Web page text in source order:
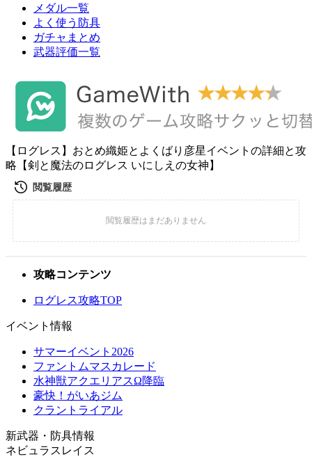
メダル一覧
よく使う防具
ガチャまとめ
武器評価一覧
【ログレス】おとめ織姫とよくばり彦星イベントの詳細と攻
略【剣と魔法のログレス いにしえの女神】
攻略コンテンツ
ログレス攻略TOP
イベント情報
サマーイベント2026
ファントムマスカレード
水神獣アクエリアスΩ降臨
豪快！がいあジム
クラントライアル
新武器・防具情報
ネビュラスレイス